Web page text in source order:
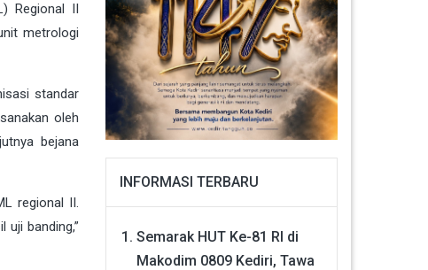
Regional II
metrologi
standar
oleh
bejana
regional II.
uji banding,”
INFORMASI TERBARU
Semarak HUT Ke-81 RI di
Makodim 0809 Kediri, Tawa